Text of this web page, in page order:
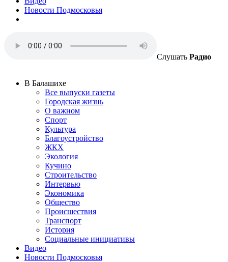
Новости Подмосковья
Слушать Радио
В Балашихе
Все выпуски газеты
Городская жизнь
О важном
Спорт
Культура
Благоустройство
ЖКХ
Экология
Кучино
Строительство
Интервью
Экономика
Общество
Происшествия
Транспорт
История
Социальные инициативы
Видео
Новости Подмосковья